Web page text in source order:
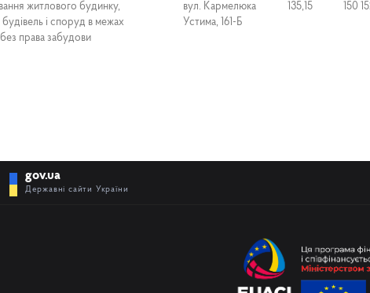
житлового будинку,
і споруд в межах
права забудови
вул. Кармелюка
Устима, 161-Б
135,15 150
gov.ua
Державні сайти України